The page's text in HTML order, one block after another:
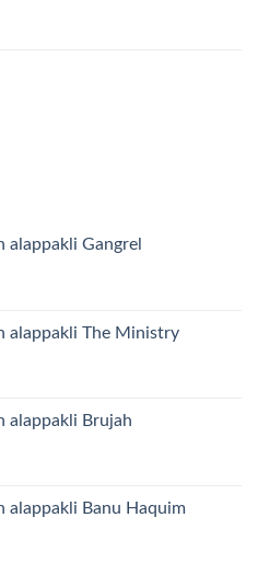
Gangrel
alappakli The Ministry
alappakli Brujah
alappakli Banu Haquim